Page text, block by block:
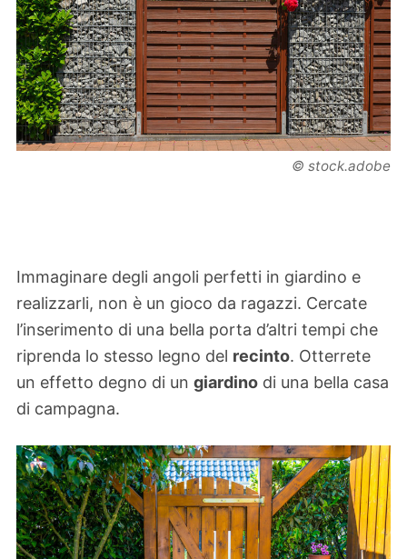
© stock.adobe
Immaginare degli angoli perfetti in giardino e
realizzarli, non è un gioco da ragazzi. Cercate
l’inserimento di una bella porta d’altri tempi che
riprenda lo stesso legno del recinto. Otterrete
un effetto degno di un giardino di una bella casa
di campagna.